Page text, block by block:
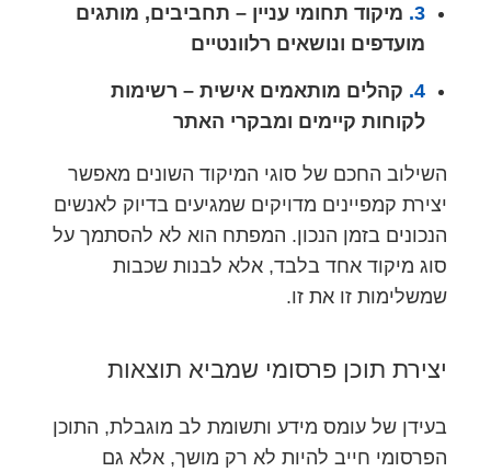
3. מיקוד תחומי עניין – תחביבים, מותגים
מועדפים ונושאים רלוונטיים
4. קהלים מותאמים אישית – רשימות
לקוחות קיימים ומבקרי האתר
השילוב החכם של סוגי המיקוד השונים מאפשר
יצירת קמפיינים מדויקים שמגיעים בדיוק לאנשים
הנכונים בזמן הנכון. המפתח הוא לא להסתמך על
סוג מיקוד אחד בלבד, אלא לבנות שכבות
שמשלימות זו את זו.
יצירת תוכן פרסומי שמביא תוצאות
בעידן של עומס מידע ותשומת לב מוגבלת, התוכן
הפרסומי חייב להיות לא רק מושך, אלא גם